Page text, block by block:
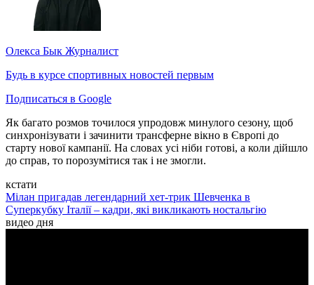
Олекса Бык Журналист
Будь в курсе спортивных новостей первым
Подписаться в Google
Як багато розмов точилося упродовж минулого сезону, щоб
синхронізувати і зачинити трансферне вікно в Європі до
старту нової кампанії. На словах усі ніби готові, а коли дійшло
до справ, то порозумітися так і не змогли.
кстати
Мілан пригадав легендарний хет-трик Шевченка в
Суперкубку Італії – кадри, які викликають ностальгію
видео дня